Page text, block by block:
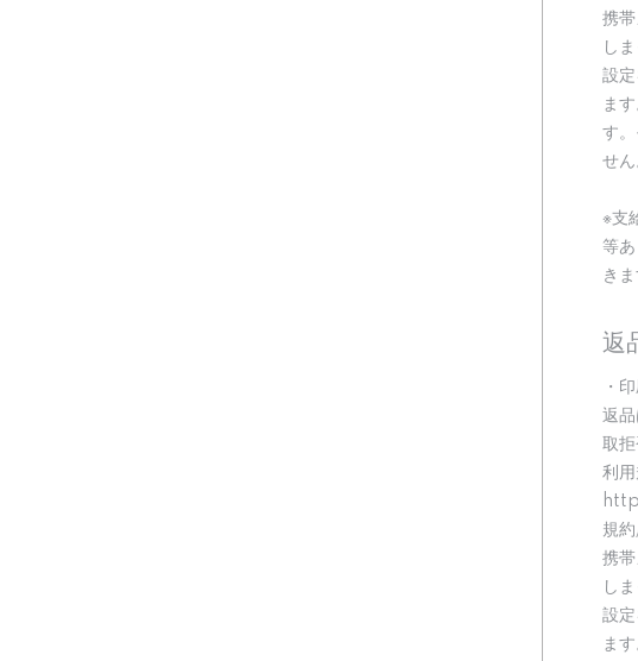
携
し
設
ま
す
せん
※支
等
きま
返
・
返
取拒
利用
規
携
し
設
ま